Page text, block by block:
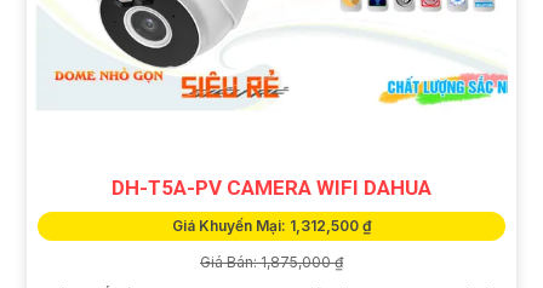
DH-T5A-PV CAMERA WIFI DAHUA
Giá Khuyến Mại: 1,312,500 ₫
Giá Bán: 1,875,000 ₫